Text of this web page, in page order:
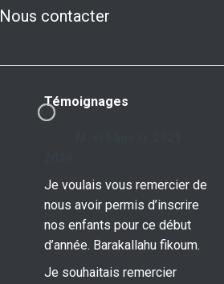
Nous contacter
Témoignages
Je voulais vous remercier de
nous avoir permis d’inscrire
nos enfants pour ce début
d’année. Barakallahu fikoum.
Je souhaitais remercier